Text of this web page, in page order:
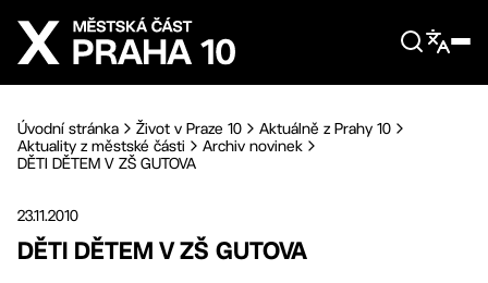
Přejít na hlavní obsah
Úvodní stránka Život v Praze 10
Aktuálně z Prahy 10
Aktuality z městské části
Archiv novinek
DĚTI DĚTEM V ZŠ GUTOVA
23.11.2010
DĚTI DĚTEM V ZŠ GUTOVA